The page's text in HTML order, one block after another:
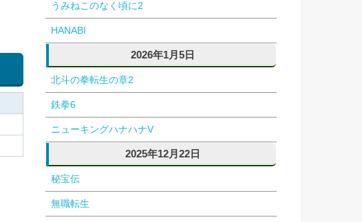
うみねこのなく頃に2
HANABI
2026年1月5日
北斗の拳転生の章2
鉄拳6
ニューキングハナハナV
2025年12月22日
秘宝伝
無職転生